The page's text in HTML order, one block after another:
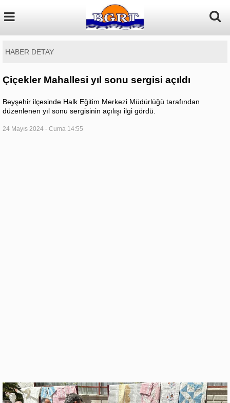
HABER DETAY
Çiçekler Mahallesi yıl sonu sergisi açıldı
Beyşehir ilçesinde Halk Eğitim Merkezi Müdürlüğü tarafından
düzenlenen yıl sonu sergisinin açılışı ilgi gördü.
24 Mayıs 2024 - Cuma 14:55